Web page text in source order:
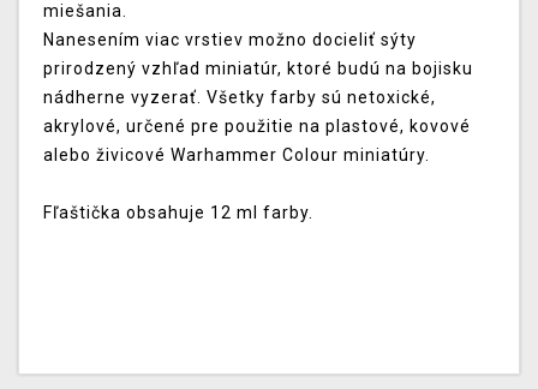
miešania.
Nanesením viac vrstiev možno docieliť sýty
prirodzený vzhľad miniatúr, ktoré budú na bojisku
nádherne vyzerať. Všetky farby sú netoxické,
akrylové, určené pre použitie na plastové, kovové
alebo živicové Warhammer Colour miniatúry.
Fľaštička obsahuje 12 ml farby.